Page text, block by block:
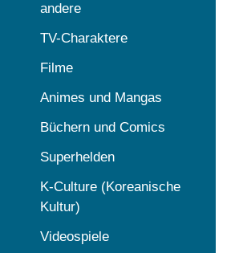
andere
TV-Charaktere
Filme
Animes und Mangas
Büchern und Comics
Superhelden
K-Culture (Koreanische
Kultur)
Videospiele